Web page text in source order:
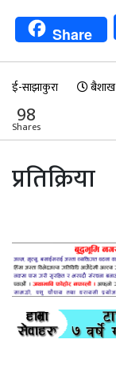
Share
ई-साझाकुरा
98
Shares
प्रतिक्रिया